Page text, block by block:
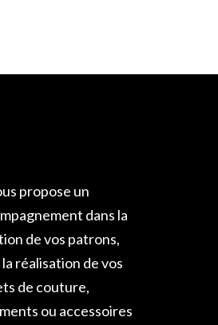
propose un
dans la
de vos patrons,
la réalisation de vos
de couture,
ou accessoires